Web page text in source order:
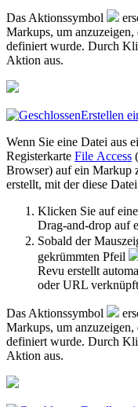
Das Aktionssymbol
Markups, um
definiert wurde. Durch
Aktion aus.
Erstellen
Wenn Sie eine Datei aus
Registerkarte File Access
Browser) auf ein Markup
erstellt, mit der diese
Klicken Sie auf
Drag-and-drop auf
Sobald der
gekrümmten Pfeil
Revu erstellt
oder URL
Das Aktionssymbol
Markups, um
definiert wurde. Durch
Aktion aus.